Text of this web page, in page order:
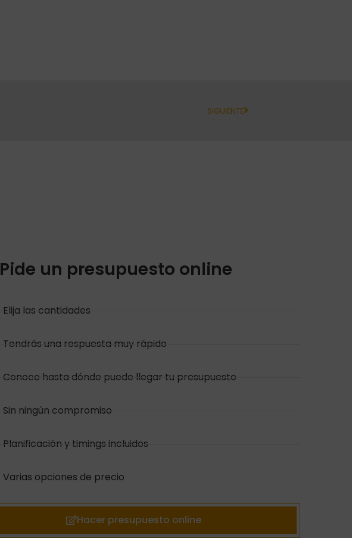
SIGUIENTE
Pide un presupuesto online
Elija las cantidades
Tendrás una respuesta muy rápido
Conoce hasta dónde puede llegar tu presupuesto
Sin ningún compromiso
Planificación y timings incluidos
Varias opciones de precio
Hacer presupuesto online